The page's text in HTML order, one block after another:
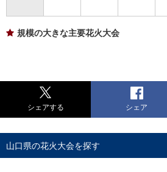
規模の大きな主要花火大会
シェアする シェア
山口県の花火大会を探す